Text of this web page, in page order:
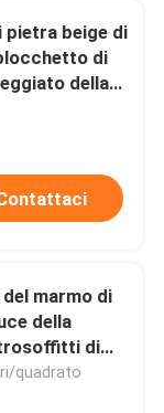
pietra beige di
di
della
delle
marmo di
della
di
quadrato